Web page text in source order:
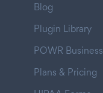
Blog
Plugin Library
POWR Business
Plans & Pricing